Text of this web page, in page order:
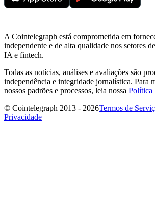
A Cointelegraph está comprometida em
independente e de alta qualidade nos setores
IA e fintech.
Todas as notícias, análises e avaliações são
independência e integridade jornalística. Para
nossos padrões e processos, leia nossa Política
© Cointelegraph 2013 - 2026Termos de
Privacidade